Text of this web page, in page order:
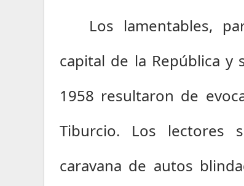
Los lamentables,
capital de la República y
1958 resultaron de
Tiburcio. Los lectores
caravana de autos